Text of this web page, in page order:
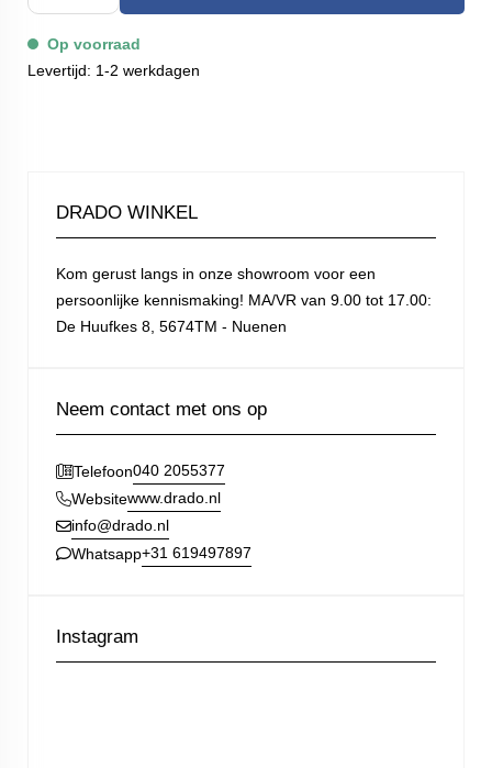
Op voorraad
Levertijd: 1-2 werkdagen
DRADO WINKEL
Kom gerust langs in onze showroom voor een
persoonlijke kennismaking! MA/VR van 9.00 tot 17.00:
De Huufkes 8, 5674TM - Nuenen
Neem contact met ons op
Telefoon040 2055377
Websitewww.drado.nl
info@drado.nl
Whatsapp+31 619497897
Instagram